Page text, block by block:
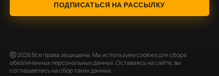
ПОДПИСАТЬСЯ НА РАССЫЛКУ
2026Все права защищены. Мы используем cookies для сбора
обезличенных персональных данных. Оставаясь на сайте, вы
соглашаетесь на сбор таких данных.